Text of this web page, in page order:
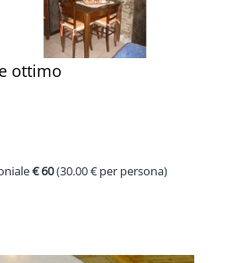
ottimo
€ 60(30.00 € per persona)